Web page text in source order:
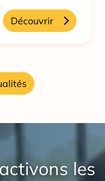
Découvrir
les